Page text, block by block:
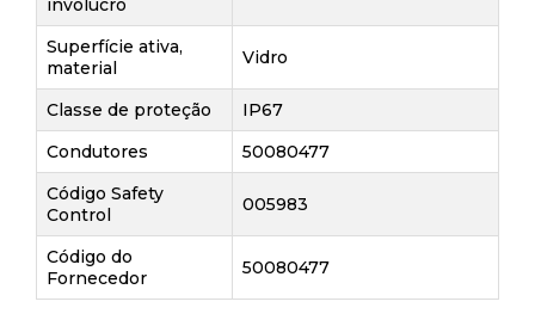
invólucro
Superfície ativa,
material
Vidro
Classe de proteção
IP67
Condutores
50080477
Código Safety
Control
005983
Código do
Fornecedor
50080477